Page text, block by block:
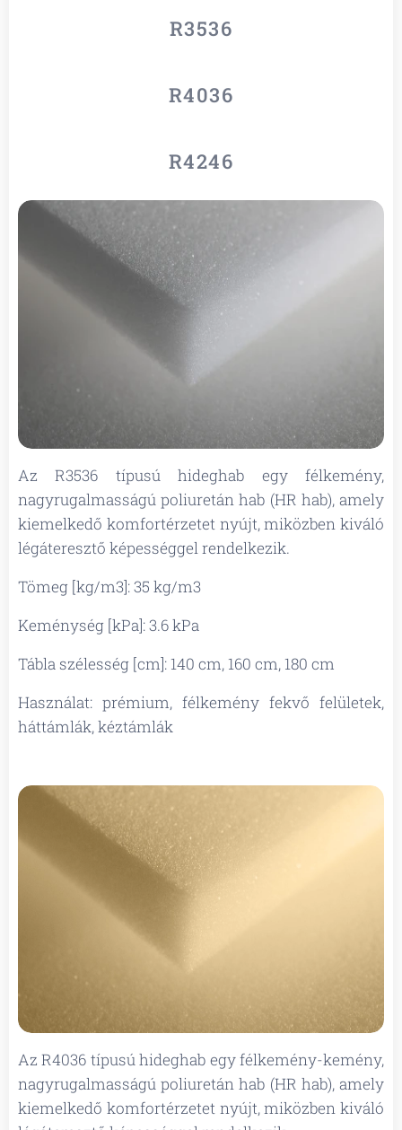
R3536
R4036
R4246
Az R3536 típusú hideghab egy félkemény,
nagyrugalmasságú poliuretán hab (HR hab), amely
kiemelkedő komfortérzetet nyújt, miközben kiváló
légáteresztő képességgel rendelkezik.
Tömeg [kg/m3]: 35 kg/m3
Keménység [kPa]: 3.6 kPa
Tábla szélesség [cm]: 140 cm, 160 cm, 180 cm
Használat: prémium, félkemény fekvő felületek,
háttámlák, kéztámlák
Az R4036 típusú hideghab egy félkemény-kemény,
nagyrugalmasságú poliuretán hab (HR hab), amely
kiemelkedő komfortérzetet nyújt, miközben kiváló